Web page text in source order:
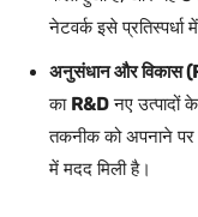
नेटवर्क इसे प्रतिस्पर्धा
अनुसंधान और
का R&Dनए उत्पादों
तकनीक को अपनाने पर
में मदद मिली है।